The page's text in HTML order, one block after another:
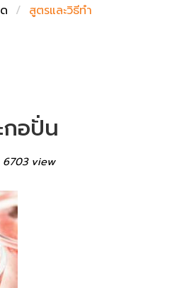
สูตรและวิธีทำ
กอปั่น
6703 view